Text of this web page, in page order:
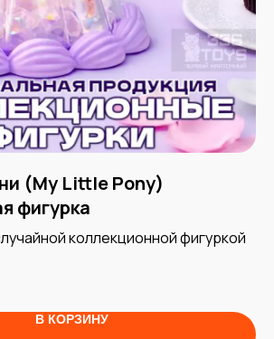
(My Little Pony)
фигурка
коллекционной фигуркой
В КОРЗИНУ